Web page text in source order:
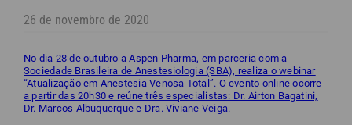
26 de novembro de 2020
No dia 28 de outubro a Aspen Pharma, em parceria com a
Sociedade Brasileira de Anestesiologia (SBA), realiza o webinar
“Atualização em Anestesia Venosa Total”. O evento online ocorre
a partir das 20h30 e reúne três especialistas: Dr. Airton Bagatini,
Dr. Marcos Albuquerque e Dra. Viviane Veiga.